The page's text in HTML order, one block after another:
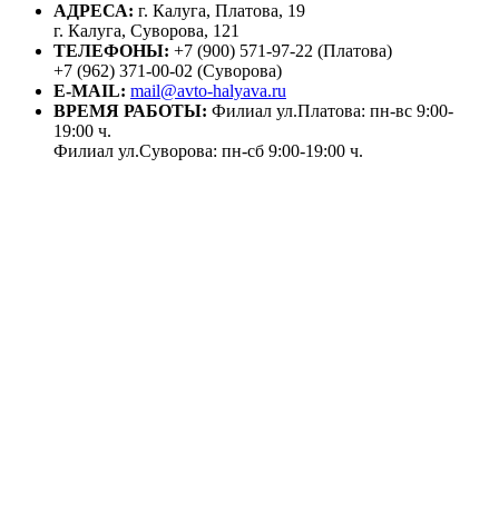
АДРЕСА: г. Калуга, Платова, 19
г. Калуга, Суворова, 121
ТЕЛЕФОНЫ: +7 (900) 571-97-22 (Платова)
+7 (962) 371-00-02 (Суворова)
E-MAIL: mail@avto-halyava.ru
ВРЕМЯ РАБОТЫ: Филиал ул.Платова: пн-вс 9:00-
19:00 ч.
Филиал ул.Суворова: пн-сб 9:00-19:00 ч.